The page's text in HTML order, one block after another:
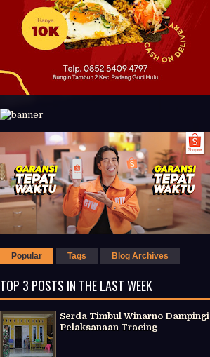
Popular Tags Blog Archives
TOP 3 POSTS IN THE LAST WEEK
Serda Timbul Winarno Dampingi
Pelaksanaan Tracing